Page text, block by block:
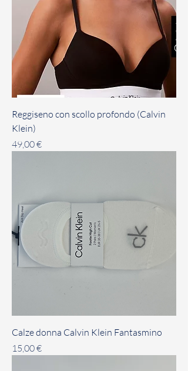
Reggiseno con scollo profondo (Calvin
Klein)
Prezzo
49,00 €
Calze donna Calvin Klein Fantasmino
Prezzo
15,00 €